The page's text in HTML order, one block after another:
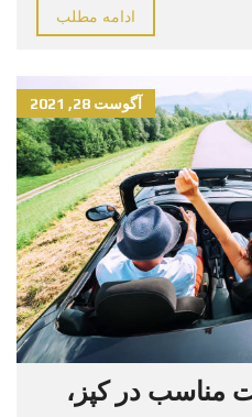
ادامه مطلب
آگوست 28, 2021
مناسب در کپز،